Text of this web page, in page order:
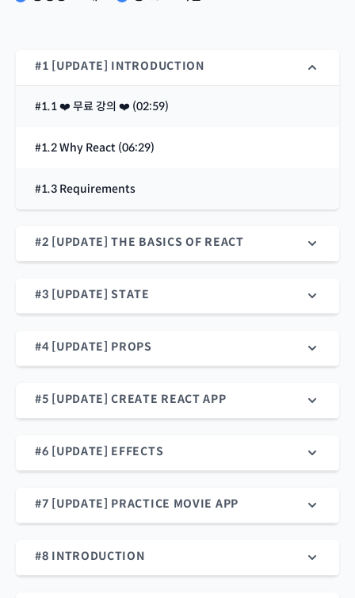
#1 [UPDATE] INTRODUCTION
#1.1 ❤️ 무료 강의 ❤️ (02:59)
#1.2 Why React (06:29)
#1.3 Requirements
#2 [UPDATE] THE BASICS OF REACT
#3 [UPDATE] STATE
#4 [UPDATE] PROPS
#5 [UPDATE] CREATE REACT APP
#6 [UPDATE] EFFECTS
#7 [UPDATE] PRACTICE MOVIE APP
#8 INTRODUCTION